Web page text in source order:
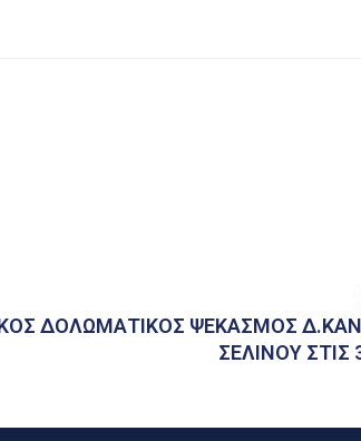
ΔΟΛΩΜΑΤΙΚΟΣ ΨΕΚΑΣΜΟΣ
ΣΕΛΙΝΟΥ ΣΤΙΣ